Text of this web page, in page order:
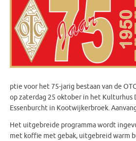
ptie voor het 75-jarig bestaan van de
op zaterdag 25 oktober in het Kulturhus
Essenburcht in Kootwijkerbroek.
Het uitgebreide programma wordt
met koffie met gebak, uitgebreid warm